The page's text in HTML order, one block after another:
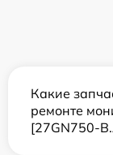
Какие
ремонте
[27GN750-